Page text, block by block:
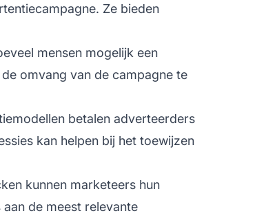
Ze bieden
mensen mogelijk een
omvang van de campagne te
betalen adverteerders
kan helpen bij het toewijzen
kunnen marketeers hun
de meest relevante